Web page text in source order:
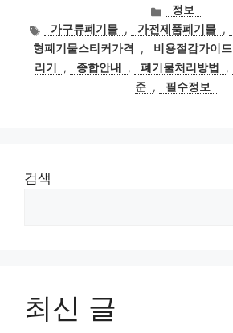
카
테
고
리
정보
태
그
가구류폐기물 , 가전제품폐기물 ,
형폐기물스티커가격
, 비용절감가이드
리기
, 종합안내 , 폐기물처리방법 ,
준 , 필수정보
검색
최신 글